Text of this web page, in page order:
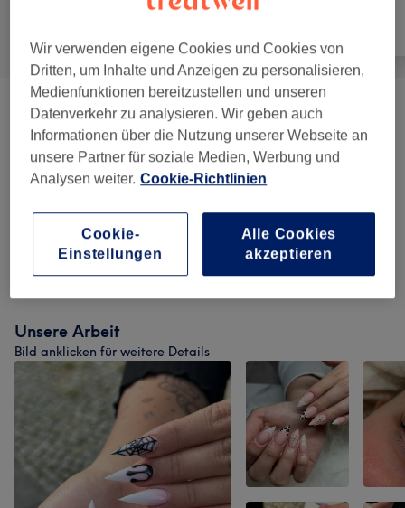
Augenbrauen &
Wimpernbehandlungen (2)
ab 0,50 €
Nagelmodellage 3)
Maniküre & Pediküre ab 0,50 €
Wimpernverlängerungen
Unsere Arbeit
Bild anklicken für weitere Details
Wir verwenden eigene Cookies und Cookies von
Dritten, um Inhalte und Anzeigen zu personalisieren,
Medienfunktionen bereitzustellen und unseren
Datenverkehr zu analysieren. Wir geben auch
Informationen über die Nutzung unserer Webseite an
unsere Partner für soziale Medien, Werbung und
Analysen weiter. Cookie-Richtlinien
Cookie-
Einstellungen
Alle Cookies
akzeptieren